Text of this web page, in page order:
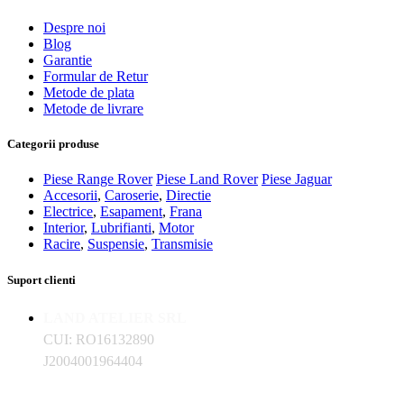
Despre noi
Blog
Garantie
Formular de Retur
Metode de plata
Metode de livrare
Categorii produse
Piese Range Rover Piese Land Rover Piese Jaguar
Accesorii, Caroserie, Directie
Electrice, Esapament, Frana
Interior, Lubrifianti, Motor
Racire, Suspensie, Transmisie
Suport clienti
CUI: RO16132890
J2004001964404